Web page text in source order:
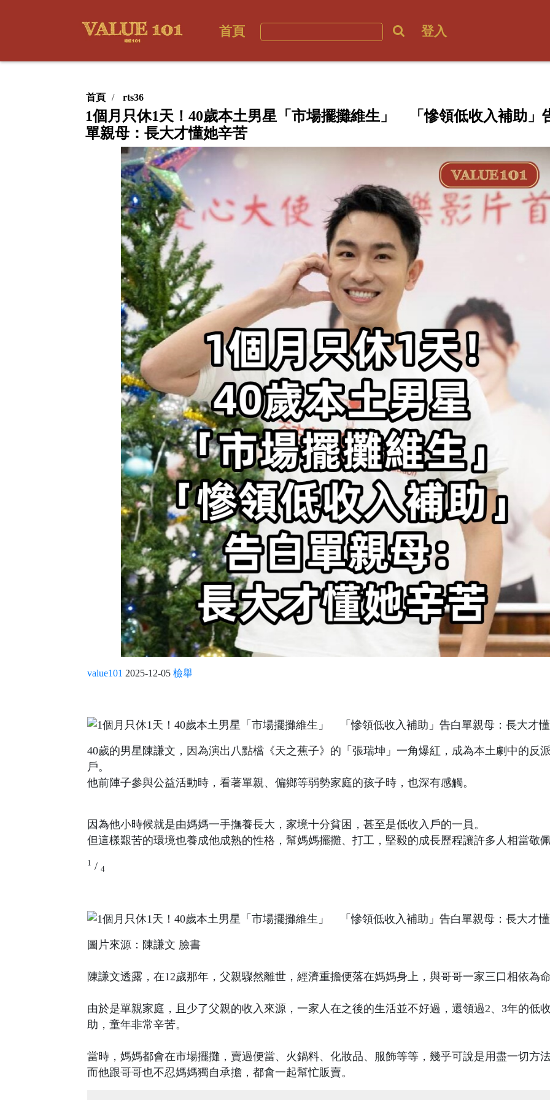
首頁 登入
首頁 rts36
1個月只休1天！40歲本土男星「市場擺攤維生」 「慘領低收入補助」
單親母：長大才懂她辛苦
value101 2025-12-05 檢舉
40歲的男星陳謙文，因為演出八點檔《天之蕉子》的「張瑞坤」一角爆紅，成為本土劇中的反
戶。
他前陣子參與公益活動時，看著單親、偏鄉等弱勢家庭的孩子時，也深有感觸。
因為他小時候就是由媽媽一手撫養長大，家境十分貧困，甚至是低收入戶的一員。
但這樣艱苦的環境也養成他成熟的性格，幫媽媽擺攤、打工，堅毅的成長歷程讓許多人相當敬
1 / 4
圖片來源：陳謙文 臉書
陳謙文透露，在12歲那年，父親驟然離世，經濟重擔便落在媽媽身上，與哥哥一家三口相依為
由於是單親家庭，且少了父親的收入來源，一家人在之後的生活並不好過，還領過2、3年的低
助，童年非常辛苦。
當時，媽媽都會在市場擺攤，賣過便當、火鍋料、化妝品、服飾等等，幾乎可說是用盡一切方
而他跟哥哥也不忍媽媽獨自承擔，都會一起幫忙販賣。